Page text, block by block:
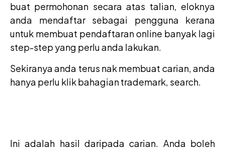
buat permohonan secara atas talian, eloknya
anda mendaftar sebagai pengguna kerana
untuk membuat pendaftaran online banyak lagi
step-step yang perlu anda lakukan.
Sekiranya anda terus nak membuat carian, anda
hanya perlu klik bahagian trademark, search.
Ini adalah hasil daripada carian. Anda boleh